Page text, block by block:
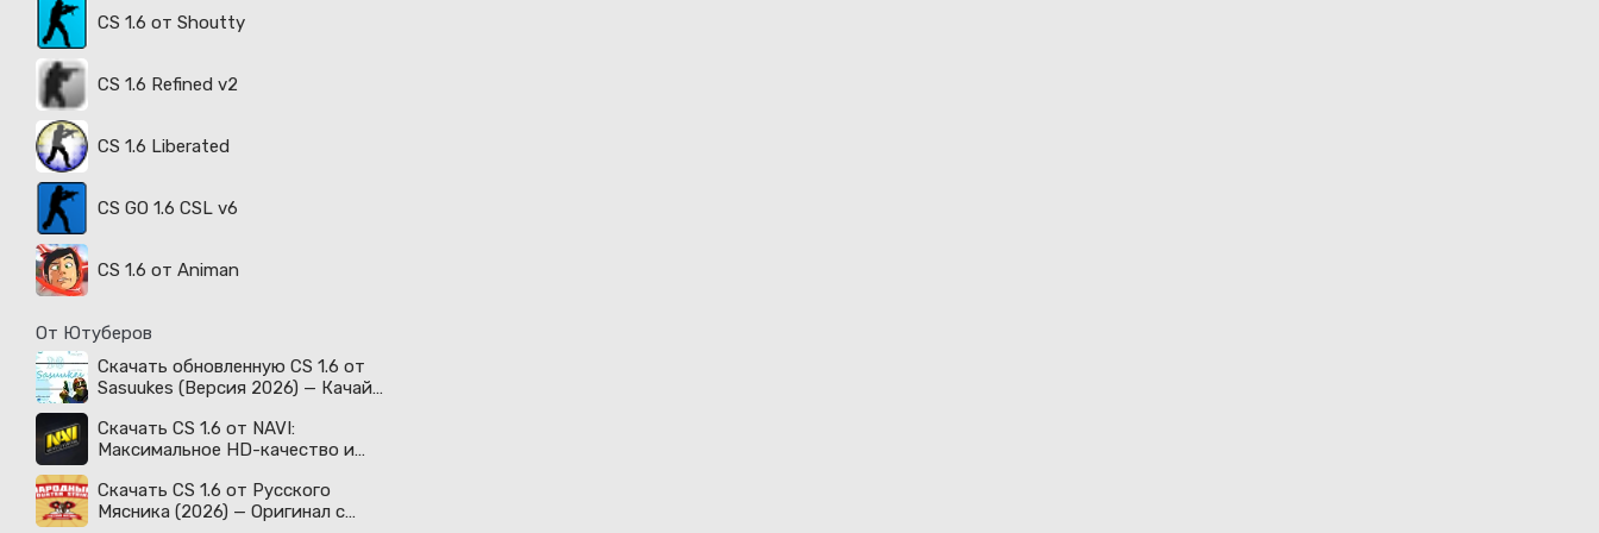
CS 1.6 от Shoutty
CS 1.6 Refined v2
CS 1.6 Liberated
CS GO 1.6 CSL v6
CS 1.6 от Animan
От Ютуберов
Скачать обновленную CS 1.6 от
Sasuukes (Версия 2026) — Качай
Скачать CS 1.6 от NAVI:
Максимальное HD-качество и
Скачать CS 1.6 от Русского
Мясника (2026) — Оригинал с